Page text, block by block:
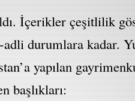
İçerikler çeşitlilik
durumlara kadar.
yapılan
başlıkları: